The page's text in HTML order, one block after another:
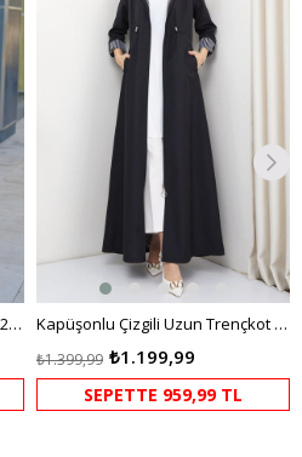
Çizgi Detaylı Trençkot Siyah HM2283 Kapüşonlu Çizgili Uzun Trençkot Siyah HM2332
₺1.199,99
₺1.399,99
SEPETTE 959,99 TL